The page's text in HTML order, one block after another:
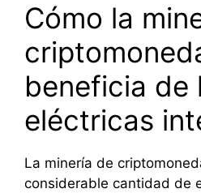
Cómo la
beneficia de
eléctricas
La minería de
considerable cantidad de